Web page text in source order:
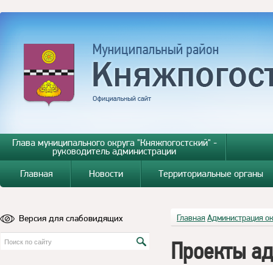
Глава муниципального округа "Княжпогостский" -
руководитель администрации
Главная
Новости Территориальные органы
Версия для слабовидящих Главная Администрация
Проекты